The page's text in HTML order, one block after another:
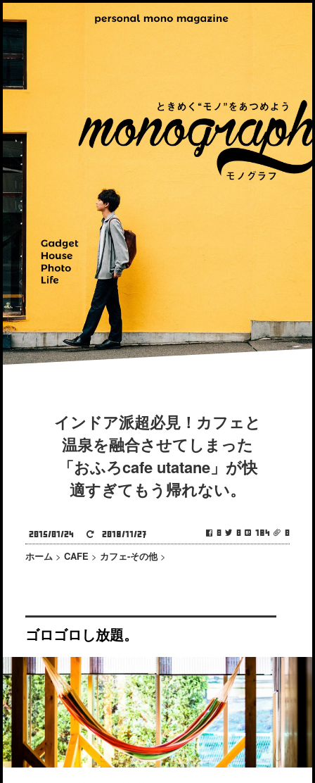
インドア派超必見！カフェと
温泉を融合させてしまった
「おふろcafe utatane」が快
適すぎてもう帰れない。
0 0 184 0
2015/01/24 2018/11/27
ホーム > CAFE > カフェ-その他 >
ゴロゴロし放題。